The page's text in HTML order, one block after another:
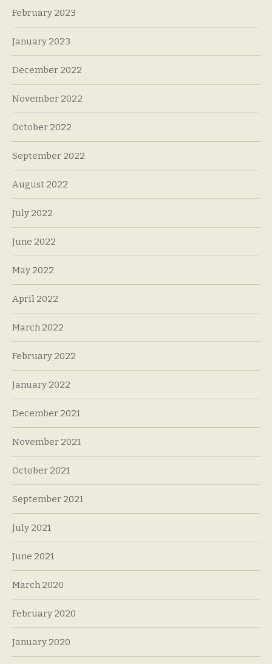
February 2023
January 2023
December 2022
November 2022
October 2022
September 2022
August 2022
July 2022
June 2022
May 2022
April 2022
March 2022
February 2022
January 2022
December 2021
November 2021
October 2021
September 2021
July 2021
June 2021
March 2020
February 2020
January 2020